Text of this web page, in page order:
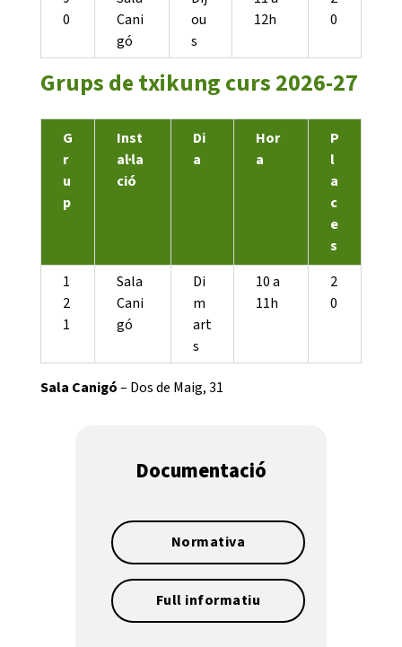
0
Cani
gó
ou
s
12h
0
Grups de txikung curs 2026-27
G
r
u
p
Inst
al·la
ció
Di
a
Hor
a
P
l
a
c
e
s
1
2
1
Sala
Cani
gó
Di
m
art
s
10 a
11h
2
0
Sala Canigó– Dos de Maig, 31
Documentació
Normativa
Full informatiu